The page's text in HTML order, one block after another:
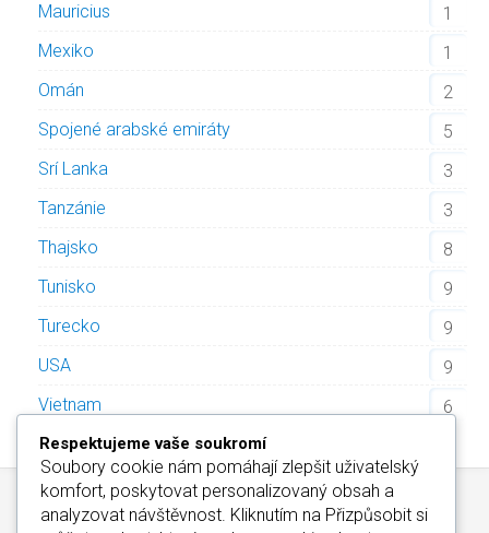
Mauricius
1
Mexiko
1
Omán
2
Spojené arabské emiráty
5
Srí Lanka
3
Tanzánie
3
Thajsko
8
Tunisko
9
Turecko
9
USA
9
Vietnam
6
Respektujeme vaše soukromí
Soubory cookie nám pomáhají zlepšit uživatelský
komfort, poskytovat personalizovaný obsah a
analyzovat návštěvnost. Kliknutím na Přizpůsobit si